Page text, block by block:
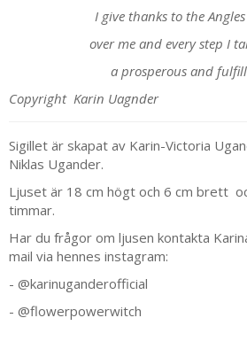
I give thanks to the
over me and every step I
a prosperous and
Copyright Karin Uagnder
Sigillet är skapat av Karin-Victoria
Niklas Ugander.
Ljuset är 18 cm högt och 6 cm brett
timmar.
Har du frågor om ljusen kontakta
mail via hennes instagram:
- @karinuganderofficial
- @flowerpowerwitch